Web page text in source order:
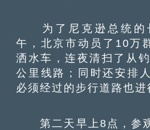
为了尼克逊总统的
午，北京市动员了10万
洒水车，连夜清扫了从
公里线路；同时还安排
必须经过的步行道路也进
第二天早上8点，参观